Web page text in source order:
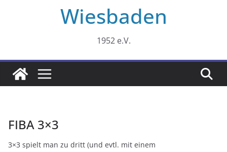
Wiesbaden
1952 e.V.
FIBA 3×3
3×3 spielt man zu dritt (und evtl. mit einem